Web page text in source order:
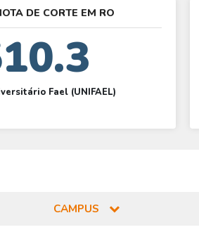
DE CORTE EM RO
Fael (UNIFAEL)
CAMPUS